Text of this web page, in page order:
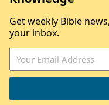
Get weekly Bible
your inbox.